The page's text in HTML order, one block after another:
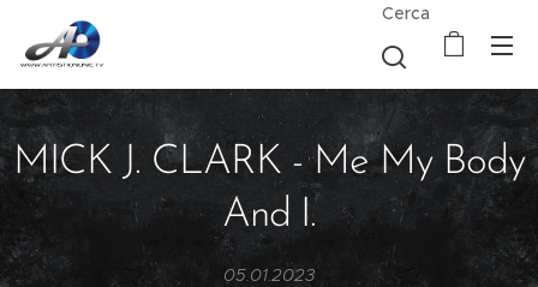
Cerca
MICK J. CLARK - Me My Body
And I.
05.01.2023